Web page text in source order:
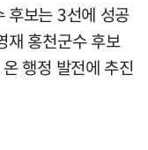
후보는 3선에 성공
재 홍천군수 후보
행정 발전에 추진